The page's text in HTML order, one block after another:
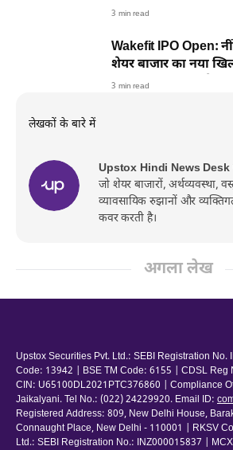
4 बातें?
3 min read
Wakefit IPO Open:
शेयर बाजार का नया
कंपनी का पूरा बिजनेस
3 min read
लेखकों के बारे में
Upstox Hindi News Desk
जो शेयर बाजारों, अर्थव्यवस्था,
व्यावसायिक रुझानों और
कवर करती है।
अगला लेख
Upstox Securities Pvt. Ltd.: SEBI Registration
Code: 13942 | BSE TM Code: 6155 | CDSL Reg
CIN: U65100DL2021PTC376860 | Compliance
Jaikalyani. Tel No.: (022) 24229920. Email ID:
Registered Address: 809, New Delhi House,
Connaught Place, New Delhi - 110001 | RKSV
Ltd.: SEBI Registration No.: INZ000015837 |